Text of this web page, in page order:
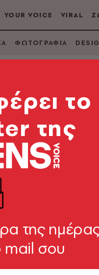
YOUR VOICE VIRAL
ΦΩΤΟΓΡΑΦΙΑ
το
της
της
mail σου